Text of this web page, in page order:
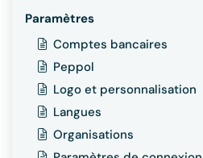
Paramètres
Comptes bancaires
Peppol
Logo et personnalisation
Langues
Organisations